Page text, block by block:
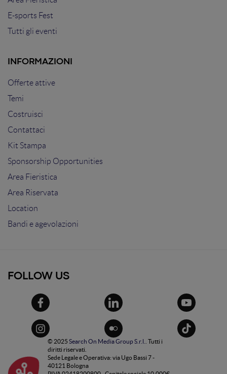
E-sports Fest
Tutti gli eventi
INFORMAZIONI
Offerte attive
Temi
Costruisci
Contattaci
Kit Stampa
Sponsorship Opportunities
Area Fieristica
Area Riservata
Location
Bandi e agevolazioni
FOLLOW US
© 2025 Search On Media Group S.r.l.
. Tutti i
diritti riservati.
Sede Legale e Operativa: via Ugo Bassi 7 -
40121 Bologna